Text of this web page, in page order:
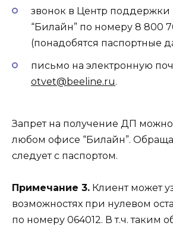
звонок в Центр поддержки
“Билайн” по номеру 8 800
(понадобятся паспортные
письмо на электронную
otvet@beeline.ru.
Запрет на получение ДП можно
любом офисе “Билайн”.
следует с паспортом.
Примечание 3. Клиент может
возможностях при нулевом
по номеру 064012. В т.ч. таким